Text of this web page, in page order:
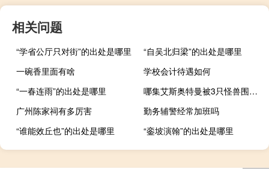
相关问题
“学省公厅只对街”的出处是哪里
“自吴北归梁”的出处是哪里
一碗香里面有啥
学校会计待遇如何
“一春连雨”的出处是哪里
哪集艾斯奥特曼被3只怪兽围攻 艾斯奥特曼中的怪兽
广州陈家祠有多厉害
勤务辅警经常加班吗
“谁能效丘也”的出处是哪里
“銮坡演翰”的出处是哪里